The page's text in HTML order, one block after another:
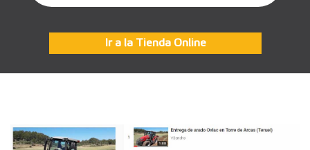
Ir a la Tienda Online